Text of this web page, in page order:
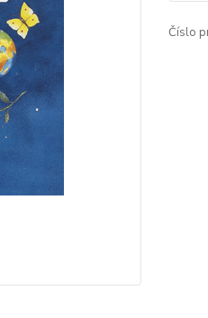
Číslo